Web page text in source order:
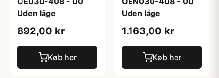
Uden låge
892,00 kr
Køb her
Uden låge
1.163,00 kr
Køb her